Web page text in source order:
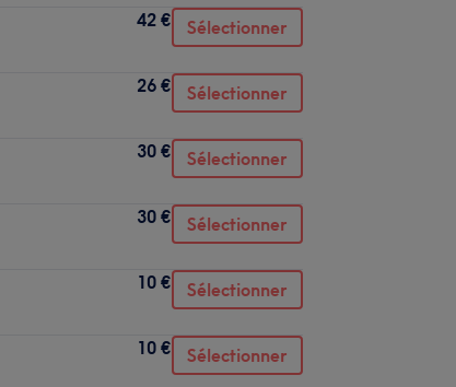
42 € Sélectionner
26 € Sélectionner
30 € Sélectionner
30 € Sélectionner
10 € Sélectionner
10 € Sélectionner